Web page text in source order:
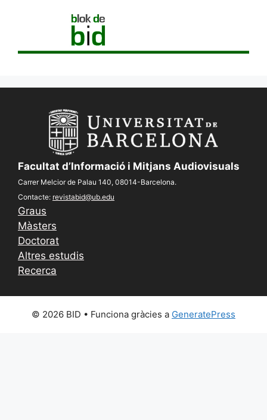
Facultat d’Informació i Mitjans Audiovisuals
Carrer Melcior de Palau 140, 08014-Barcelona.
Contacte: revistabid@ub.edu
Graus
Màsters
Doctorat
Altres estudis
Recerca
© 2026 BID • Funciona gràcies a GeneratePress